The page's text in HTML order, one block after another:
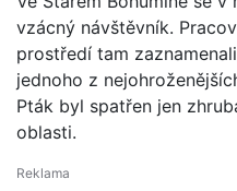
vzácný návštěvník.
prostředí tam
jednoho z
Pták byl spatřen jen
oblasti.